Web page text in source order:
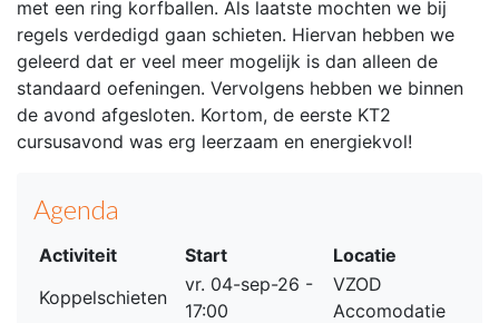
met een ring korfballen. Als laatste mochten we bij
regels verdedigd gaan schieten. Hiervan hebben we
geleerd dat er veel meer mogelijk is dan alleen de
standaard oefeningen. Vervolgens hebben we binnen
de avond afgesloten. Kortom, de eerste KT2
cursusavond was erg leerzaam en energiekvol!
Agenda
Activiteit Start
Locatie
Koppelschieten
vr. 04-sep-26 -
17:00
VZOD
Accomodatie